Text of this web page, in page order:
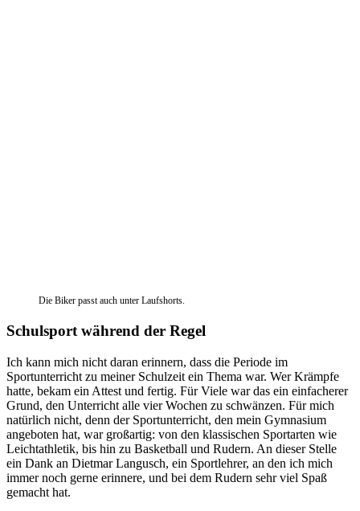
Die Biker passt auch unter Laufshorts.
Schulsport während der Regel
Ich kann mich nicht daran erinnern, dass die Periode im
Sportunterricht zu meiner Schulzeit ein Thema war. Wer Krämpfe
hatte, bekam ein Attest und fertig. Für Viele war das ein einfacherer
Grund, den Unterricht alle vier Wochen zu schwänzen. Für mich
natürlich nicht, denn der Sportunterricht, den mein Gymnasium
angeboten hat, war großartig: von den klassischen Sportarten wie
Leichtathletik, bis hin zu Basketball und Rudern. An dieser Stelle
ein Dank an Dietmar Langusch, ein Sportlehrer, an den ich mich
immer noch gerne erinnere, und bei dem Rudern sehr viel Spaß
gemacht hat.